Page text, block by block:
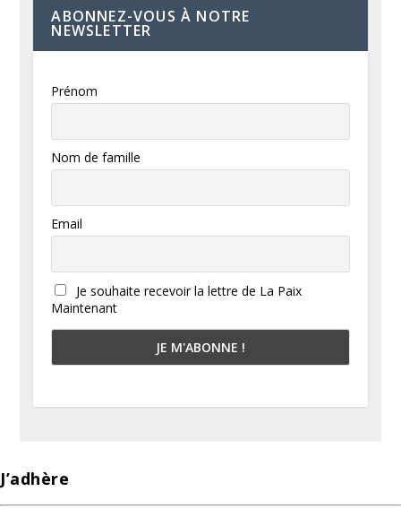
ABONNEZ-VOUS À NOTRE
NEWSLETTER
Prénom
Nom de famille
Email
Je souhaite recevoir la lettre de La Paix
Maintenant
J’adhère